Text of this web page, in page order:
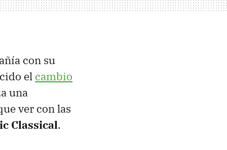
con su
el cambio
una
ver con las
Classical.